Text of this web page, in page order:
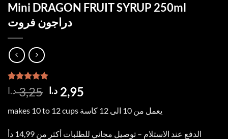
Mini DRAGON FRUIT SYRUP 250ml
دراجون فروت
Rated5.00
out of 5
1
customer
3,25 د.ا
Original
price
was:
3,25 د.ا.
2,95 د.ا
price
is:
makes 10 to 12 cups يعمل من 10 الى 12 كاسة
الدفع عند الاستلام – توصيل مجاني للطلبات أكثر من 14,99 دأ